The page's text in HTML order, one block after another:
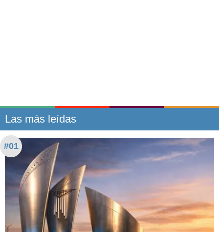
Las más leídas
#01